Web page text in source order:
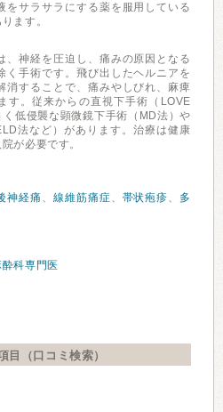
をサラサラにする薬を服用している
ます。
、神経を圧迫し、痛みの原因となる
く手術です。飛び出したヘルニアを
消することで、痛みやしびれ、麻痺
す。従来からの直視下手術（LOVE
低侵襲な顕微鏡下手術（MD法）や
法など）があります。治療は健康
が必要です。
神経痛 、 線維筋痛症、 帯状疱疹、 多
酔科専門医
目（口コミ検索）